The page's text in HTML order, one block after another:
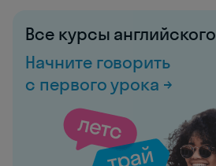
Все курсы английского
Начните говорить
с первого урока →